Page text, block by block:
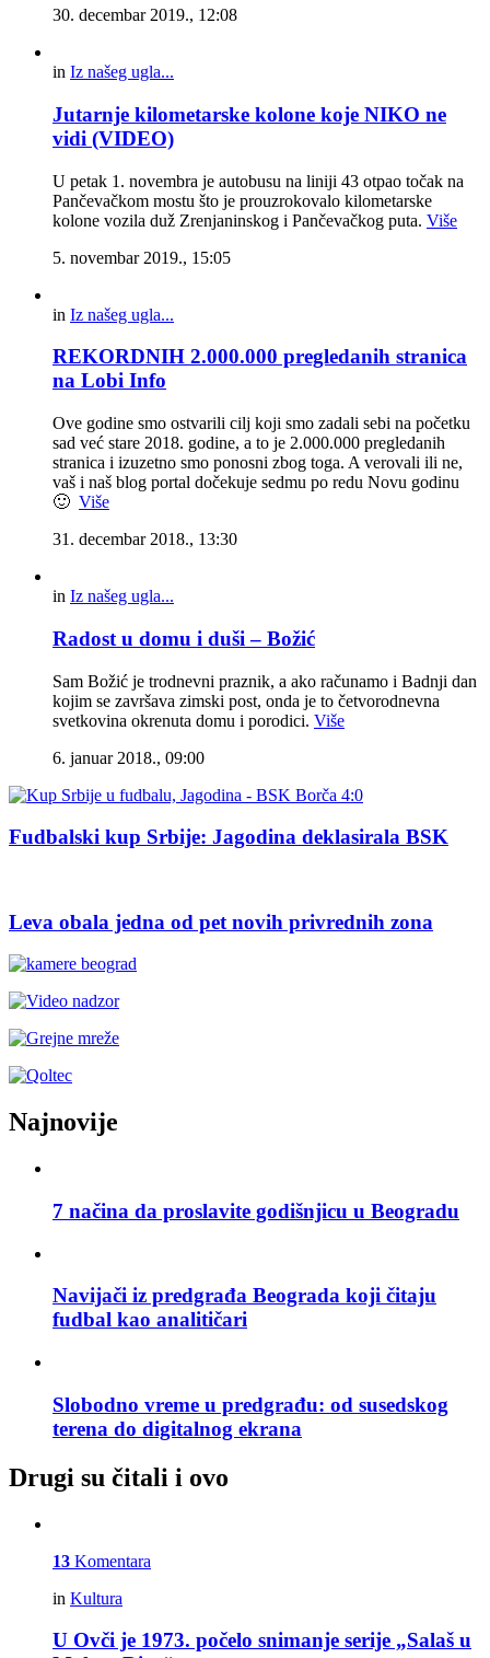
30. decembar 2019., 12:08
in Iz našeg ugla...
Jutarnje kilometarske kolone koje NIKO ne
vidi (VIDEO)
U petak 1. novembra je autobusu na liniji 43 otpao točak na
Pančevačkom mostu što je prouzrokovalo kilometarske
kolone vozila duž Zrenjaninskog i Pančevačkog puta. Više
5. novembar 2019., 15:05
in Iz našeg ugla...
REKORDNIH 2.000.000 pregledanih stranica
na Lobi Info
Ove godine smo ostvarili cilj koji smo zadali sebi na početku
sad već stare 2018. godine, a to je 2.000.000 pregledanih
stranica i izuzetno smo ponosni zbog toga. A verovali ili ne,
vaš i naš blog portal dočekuje sedmu po redu Novu godinu
🙂 Više
31. decembar 2018., 13:30
in Iz našeg ugla...
Radost u domu i duši – Božić
Sam Božić je trodnevni praznik, a ako računamo i Badnji dan
kojim se završava zimski post, onda je to četvorodnevna
svetkovina okrenuta domu i porodici. Više
6. januar 2018., 09:00
Fudbalski kup Srbije: Jagodina deklasirala BSK
Leva obala jedna od pet novih privrednih zona
Najnovije
7 načina da proslavite godišnjicu u Beogradu
Navijači iz predgrađa Beograda koji čitaju
fudbal kao analitičari
Slobodno vreme u predgrađu: od susedskog
terena do digitalnog ekrana
Drugi su čitali i ovo
13 Komentara
in Kultura
U Ovči je 1973. počelo snimanje serije „Salaš u